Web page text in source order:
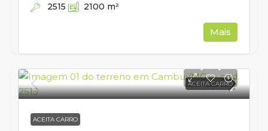
2515 2100 m²
Mais
ACEITA CARRO
ACEITA CARRO